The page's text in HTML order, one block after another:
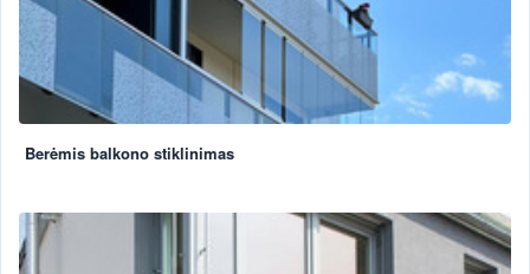
Berėmis balkono stiklinimas